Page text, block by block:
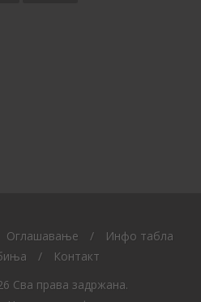
Оглашавање /
Инфо табла
/
Контакт
Сва права задржана.